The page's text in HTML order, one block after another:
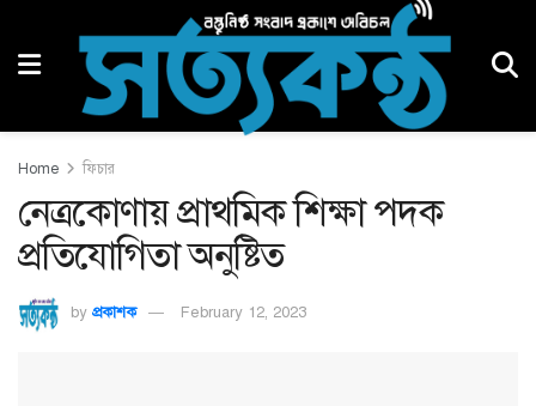
Home ফিচার
নেত্রকোণায় প্রাথমিক শিক্ষা পদক
প্রতিযোগিতা অনুষ্টিত
by প্রকাশক February 12, 2023